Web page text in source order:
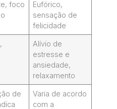
foco
Eufórico,
sensação de
felicidade
Alívio de
estresse e
ansiedade,
relaxamento
de
Varia de acordo
com a